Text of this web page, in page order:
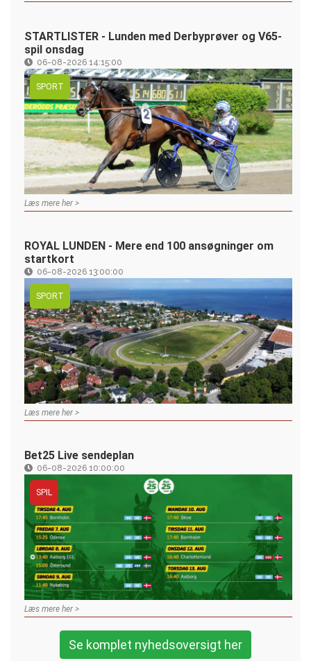
STARTLISTER - Lunden med Derbyprøver og V65-
spil onsdag
06-08-2026 14:15:00
SPORT
Læs mere her >
ROYAL LUNDEN - Mere end 100 ansøgninger om
startkort
06-08-2026 13:00:00
SPORT
Læs mere her >
Bet25 Live sendeplan
06-08-2026 10:00:00
SPIL
Læs mere her >
Se komplet nyhedsoversigt her